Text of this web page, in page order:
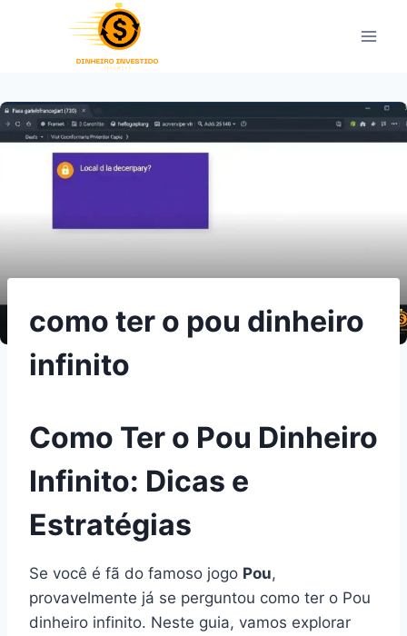
como ter o pou dinheiro
infinito
Como Ter o Pou Dinheiro
Infinito: Dicas e
Estratégias
Se você é fã do famoso jogo Pou,
provavelmente já se perguntou como ter o Pou
dinheiro infinito. Neste guia, vamos explorar